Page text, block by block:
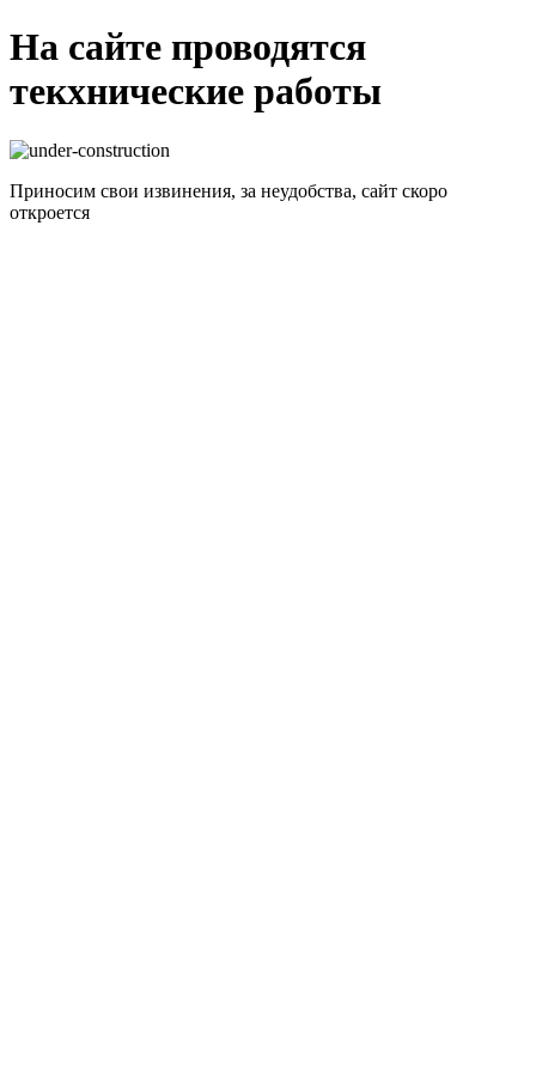
На сайте проводятся
текхнические работы
Приносим свои извинения, за неудобства, сайт скоро
откроется